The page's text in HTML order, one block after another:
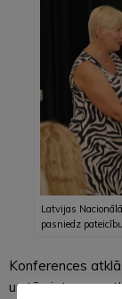
Latvijas
pasniedz
Konferences
un tās ietvaros